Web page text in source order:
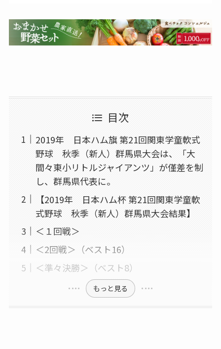
目次
2019年 日本ハム旗 第21回関東学童軟式
野球 秋季（新人）群馬県大会は、「大
間々東小リトルジャイアンツ」が僅差を制
し、群馬県代表に。
【2019年 日本ハム杯 第21回関東学童軟
式野球 秋季（新人）群馬県大会結果】
＜１回戦＞
＜2回戦＞（ベスト16）
＜準々決勝＞（ベスト8）
もっと見る